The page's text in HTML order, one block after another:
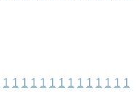
1 1 1 1 1 1 1 1 1 1 1 1 1 1